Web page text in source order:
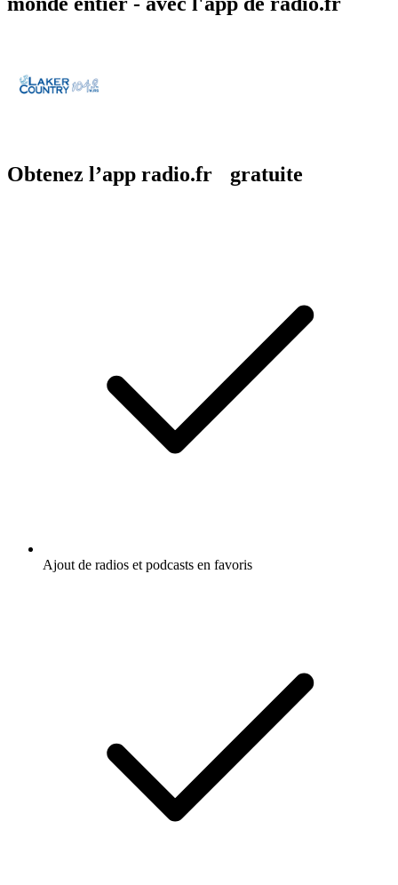
Obtenez l’app radio.fr gratuite
Ajout de radios et podcasts en favoris